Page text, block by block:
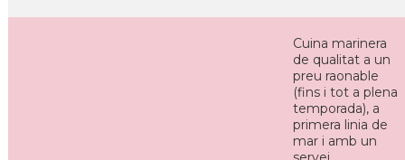
Cuina marinera
de qualitat a un
preu raonable
(fins i tot a plena
temporada), a
primera linia de
mar i amb un